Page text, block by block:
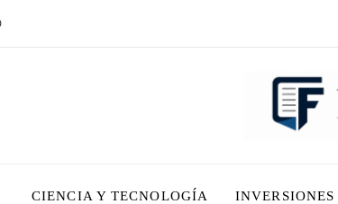
CIENCIA Y TECNOLOGÍA INVERSIONES